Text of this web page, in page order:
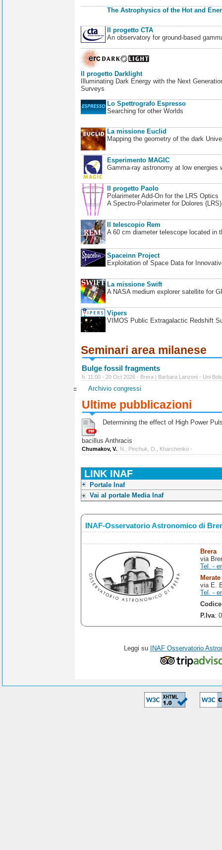
The Astrophysics of the Hot and
Il progetto CTA
An observatory for ground-based
Il progetto Darklight
Illuminating Dark Energy with the Next
Surveys
Lo Spettrografo Espresso
Searching for other Worlds
La missione Euclid
Mapping the geometry of the dark
Esperimento MAGIC
Gamma-ray astronomy at low energies
Il progetto Paolo
Polarimeter Add-On for the LRS Optics
A Spectro-Polarimeter for Dolores
Il telescopio Rem
A 60 cm diameter telescope located in
Spaceinn Project
Exploitation of Space Data for
La missione Swift
A NASA medium explorer satellite for
Vipers
VIMOS Public Extragalactic Redshift
Seminari area milanese
Bulge fossil fragments
h. 11:00 - 20 Oct 2026 - Brera | Barbara Lanzoni - Uni
Archivio congressi
Ultime pubblicazioni
Determining the effect of High Power
bacillus Anthracis
Chumakov, V. , N., Pinchuk, O., Kharchenko -
LINK INAF
Portale Inaf
Vai al portale Media Inaf
INAF-Osservatorio Astronomico di
Brera
via
Tel. -
Merate
via E.
Tel. -
P.Iva:
Leggi su INAF Osservatorio